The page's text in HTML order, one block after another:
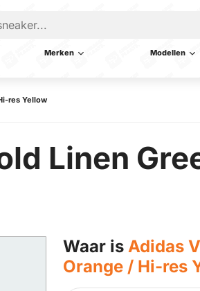
Merken Modellen
res Yellow
Linen
Waar is Adidas
Orange / Hi-res